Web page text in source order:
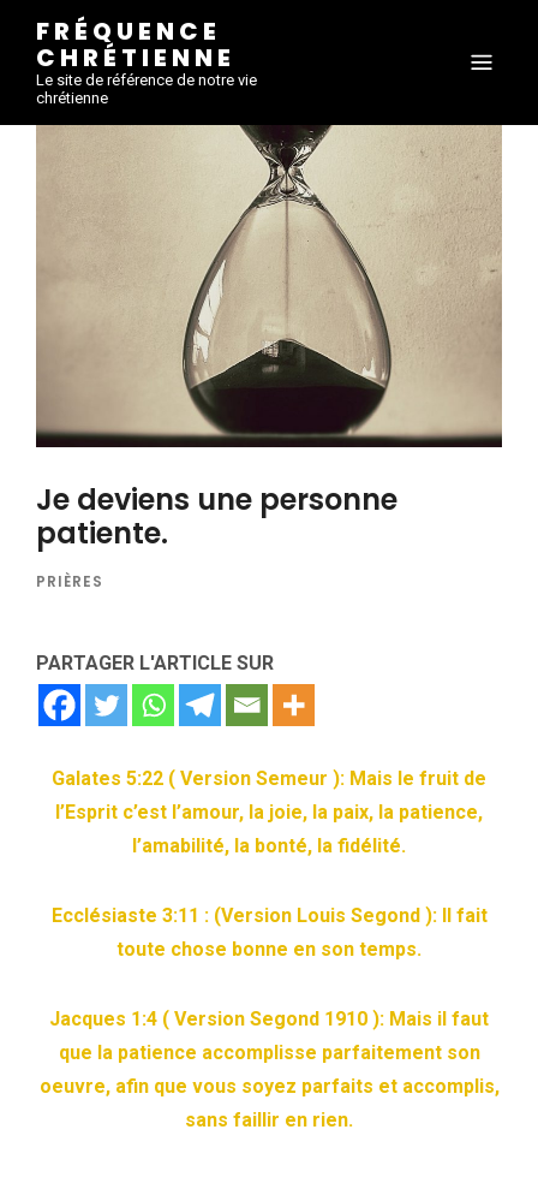
FRÉQUENCE
CHRÉTIENNE
Le site de référence de notre vie
chrétienne
Je deviens une personne
patiente.
PRIÈRES
PARTAGER L'ARTICLE SUR
Galates 5:22 ( Version Semeur ): Mais le fruit de
l’Esprit c’est l’amour, la joie, la paix, la patience,
l’amabilité, la bonté, la fidélité.
Ecclésiaste 3:11 : (Version Louis Segond ): Il fait
toute chose bonne en son temps.
Jacques 1:4 ( Version Segond 1910 ): Mais il faut
que la patience accomplisse parfaitement son
oeuvre, afin que vous soyez parfaits et accomplis,
sans faillir en rien.